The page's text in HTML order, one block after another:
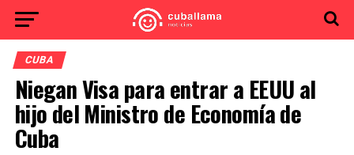
CUBA
Niegan Visa para entrar a EEUU al
hijo del Ministro de Economía de
Cuba